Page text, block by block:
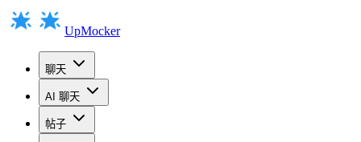
UpMocker
聊天
AI 聊天
帖子